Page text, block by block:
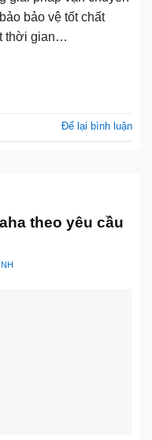
bảo vệ tốt chất
thời gian…
Để lại bình luận
theo yêu cầu